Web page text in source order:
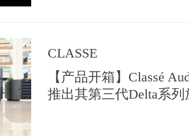
CLASSE
【产品开箱】Classé
推出其第三代Delta系列